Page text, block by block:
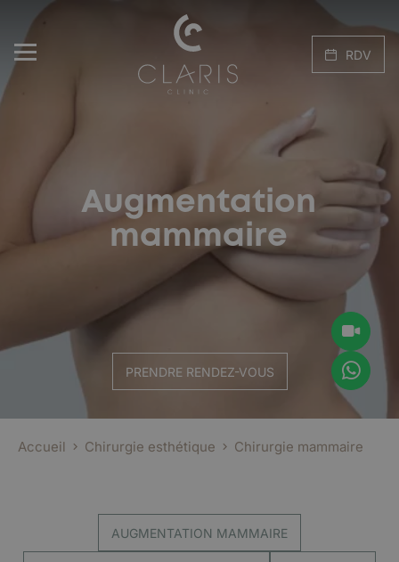
RDV
Augmentation
mammaire
PRENDRE RENDEZ-VOUS
Accueil Chirurgie esthétique Chirurgie mammaire
AUGMENTATION MAMMAIRE